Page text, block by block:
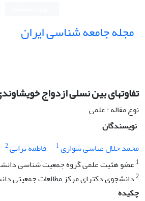
مجله جامعه شناسی ایران
تفاوتهای بین نسلی ازدواج
نوع مقاله : علمی
نویسندگان
محمد جلال عباسی شوازی1 فاطمه ترابی2
1 عضو هئیت علمی گروه جمعیت شناسی
2دانشجوی دکترای مرکز مطالعات جمعیتی
چکیده